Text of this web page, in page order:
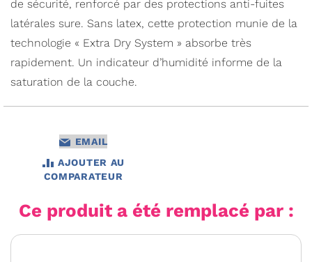
de sécurité, renforcé par des protections anti-fuites
latérales sure. Sans latex, cette protection munie de la
technologie « Extra Dry System » absorbe très
rapidement. Un indicateur d’humidité informe de la
saturation de la couche.
EMAIL
AJOUTER AU
COMPARATEUR
Ce produit a été remplacé par :